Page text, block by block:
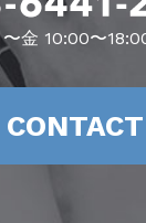
金 10:00〜
CONTACT